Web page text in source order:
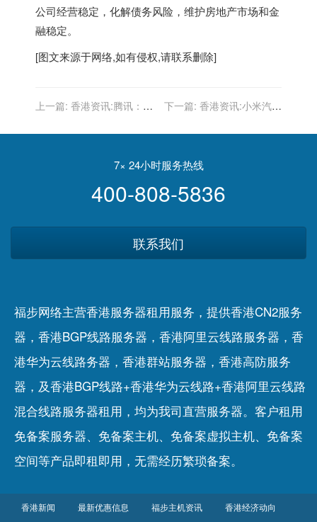
公司经营稳定，化解债务风险，维护房地产市场和金
融稳定。
[图文来源于网络,如有侵权,请联系删除]
上一篇: 香港资讯:腾讯：我
要大
下一篇: 香港资讯:小米汽车
地址最快将于下周公开
7× 24小时服务热线
400-808-5836
联系我们
福步网络主营香港服务器租用服务，提供香港CN2服务
器，香港BGP线路服务器，香港阿里云线路服务器，香
港华为云线路务器，香港群站服务器，香港高防服务
器，及香港BGP线路+香港华为云线路+香港阿里云线路
混合线路服务器租用，均为我司直营服务器。客户租用
免备案服务器、 免备案主机、 免备案虚拟主机、 免备案
空间等产品即租即用，无需经历繁琐备案。
香港新闻 最新优惠信息 福步主机资讯 香港经济动向